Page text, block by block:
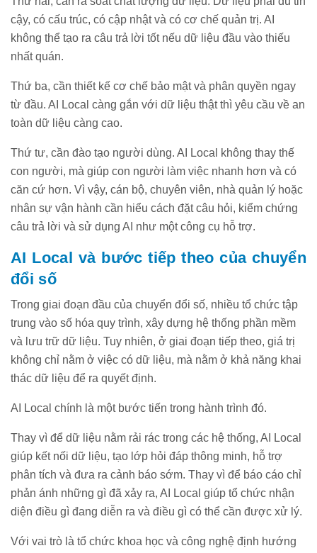
cậy, có cấu trúc, có cập nhật và có cơ chế quản trị. AI
không thể tạo ra câu trả lời tốt nếu dữ liệu đầu vào thiếu
nhất quán.
Thứ ba, cần thiết kế cơ chế bảo mật và phân quyền ngay
từ đầu. AI Local càng gắn với dữ liệu thật thì yêu cầu về an
toàn dữ liệu càng cao.
Thứ tư, cần đào tạo người dùng. AI Local không thay thế
con người, mà giúp con người làm việc nhanh hơn và có
căn cứ hơn. Vì vậy, cán bộ, chuyên viên, nhà quản lý hoặc
nhân sự vận hành cần hiểu cách đặt câu hỏi, kiểm chứng
câu trả lời và sử dụng AI như một công cụ hỗ trợ.
AI Local và bước tiếp theo của chuyển
đổi số
Trong giai đoạn đầu của chuyển đổi số, nhiều tổ chức tập
trung vào số hóa quy trình, xây dựng hệ thống phần mềm
và lưu trữ dữ liệu. Tuy nhiên, ở giai đoạn tiếp theo, giá trị
không chỉ nằm ở việc có dữ liệu, mà nằm ở khả năng khai
thác dữ liệu để ra quyết định.
AI Local chính là một bước tiến trong hành trình đó.
Thay vì để dữ liệu nằm rải rác trong các hệ thống, AI Local
giúp kết nối dữ liệu, tạo lớp hỏi đáp thông minh, hỗ trợ
phân tích và đưa ra cảnh báo sớm. Thay vì để báo cáo chỉ
phản ánh những gì đã xảy ra, AI Local giúp tổ chức nhận
diện điều gì đang diễn ra và điều gì có thể cần được xử lý.
Với vai trò là tổ chức khoa học và công nghệ định hướng